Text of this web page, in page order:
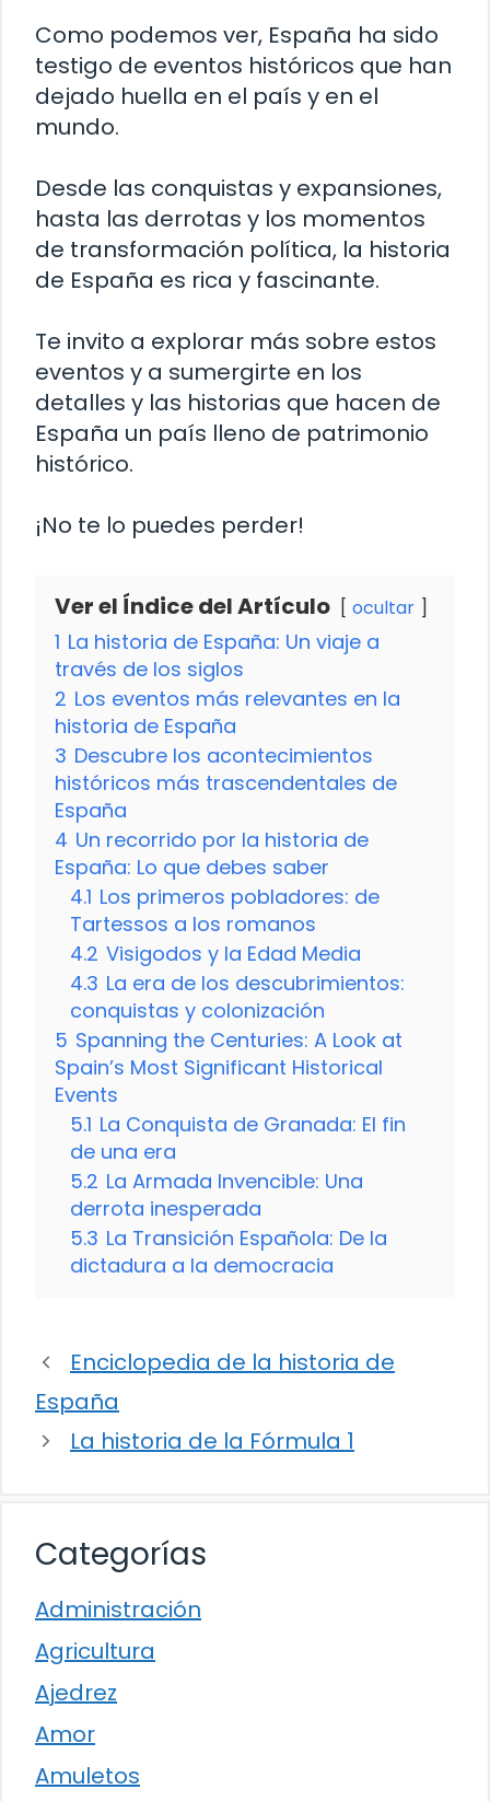
Como podemos ver, España ha sido
testigo de eventos históricos que han
dejado huella en el país y en el
mundo.
Desde las conquistas y expansiones,
hasta las derrotas y los momentos
de transformación política, la historia
de España es rica y fascinante.
Te invito a explorar más sobre estos
eventos y a sumergirte en los
detalles y las historias que hacen de
España un país lleno de patrimonio
histórico.
¡No te lo puedes perder!
Ver el Índice del Artículo ocultar
1 La historia de España: Un viaje a
través de los siglos
2 Los eventos más relevantes en la
historia de España
3 Descubre los acontecimientos
históricos más trascendentales de
España
4 Un recorrido por la historia de
España: Lo que debes saber
4.1 Los primeros pobladores: de
Tartessos a los romanos
4.2 Visigodos y la Edad Media
4.3 La era de los descubrimientos:
conquistas y colonización
5 Spanning the Centuries: A Look at
Spain’s Most Significant Historical
Events
5.1 La Conquista de Granada: El fin
de una era
5.2 La Armada Invencible: Una
derrota inesperada
5.3 La Transición Española: De la
dictadura a la democracia
Enciclopedia de la historia de
España
La historia de la Fórmula 1
Categorías
Administración
Agricultura
Ajedrez
Amor
Amuletos